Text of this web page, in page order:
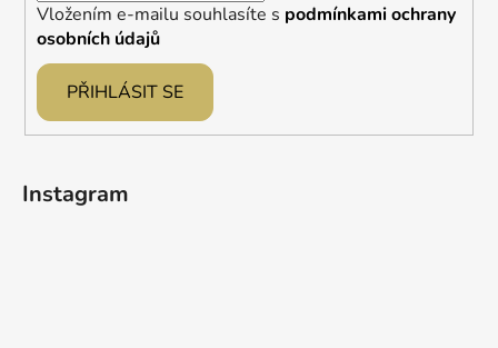
Vložením e-mailu souhlasíte s podmínkami ochrany
osobních údajů
PŘIHLÁSIT SE
Instagram